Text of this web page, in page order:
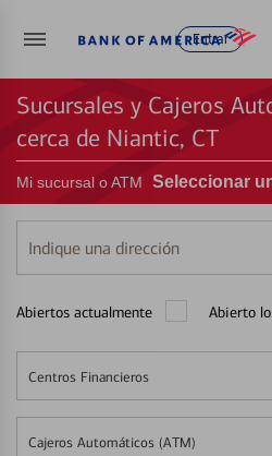
Entrar
Sucursales y Cajeros
cerca de Niantic, CT
Mi sucursal o ATM Seleccionar
Indique
una
Abiertos actualmente Abierto
Centros Financieros
Cajeros Automáticos (ATM)